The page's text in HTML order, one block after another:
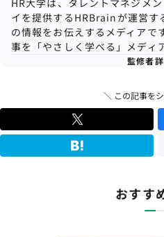
HR大学は、タレントマネジメ
イを提供するHRBrainが運営す
の情報をお伝えするメディアで
事を「やさしく学べる」メディ
監修者
＼ この記事を
おすす